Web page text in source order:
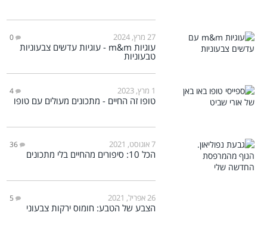
27 מרץ, 2024 0
עוגיות m&m - עוגיות עדשים צבעוניות
טבעוניות
1 מרץ, 2023 4
טופו זה החיים - מתכונים מעולים עם טופו
7 אוגוסט, 2021 36
הכל 10: סיפורים מהחיים בלי מתכונים
26 אפריל, 2021 5
הצבע של הטבע: חומוס ירקות צבעוני